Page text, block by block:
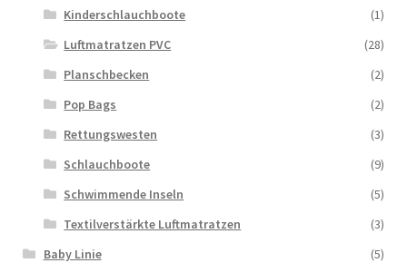
Kinderschlauchboote
(1)
Luftmatratzen PVC
(28)
Planschbecken
(2)
Pop Bags
(2)
Rettungswesten
(3)
Schlauchboote
(9)
Schwimmende Inseln
(5)
Textilverstärkte Luftmatratzen
(3)
Baby Linie
(5)